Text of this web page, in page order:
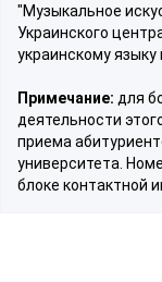
"Музыкальное
Украинского
украинскому языку
Примечание: для
деятельности
приема
университета.
блоке контактной